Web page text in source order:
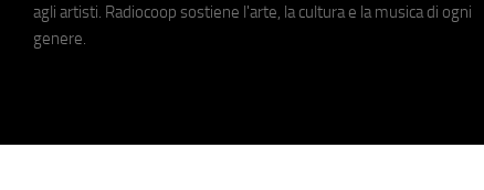
agli artisti. Radiocoop sostiene l'arte, la cultura e la musica di ogni
genere.